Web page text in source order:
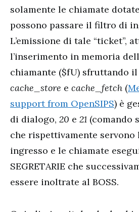
solamente le chiamate
possono passare il filtro di
L’emissione di tale “ticket”,
l’inserimento in memoria
chiamante ($fU) sfruttando
cache_store e cache_fetch (
support from OpenSIPS) è
di dialogo, 20 e 21 (comando
che rispettivamente servono
ingresso e le chiamate
SEGRETARIE che
essere inoltrate al BOSS.